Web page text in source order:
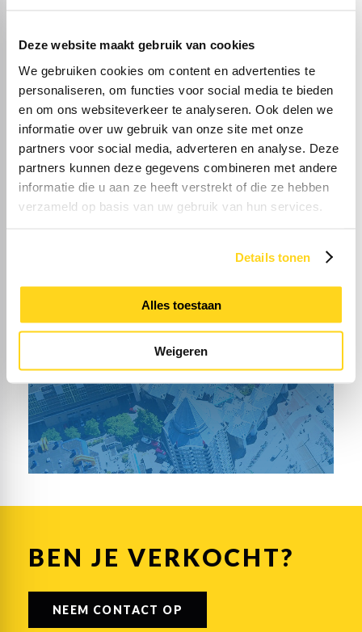
Deze website maakt gebruik van cookies
We gebruiken cookies om content en advertenties te
personaliseren, om functies voor social media te bieden
en om ons websiteverkeer te analyseren. Ook delen we
informatie over uw gebruik van onze site met onze
partners voor social media, adverteren en analyse. Deze
partners kunnen deze gegevens combineren met andere
informatie die u aan ze heeft verstrekt of die ze hebben
verzameld op basis van uw gebruik van hun services.
Details tonen
Alles toestaan
Weigeren
tweepersoonskamer, en om te splitsen om zo een
ligt, net als op de eerste verdieping, laminaat op de
vloer.
Exterieur:
Heb je binnen alles gezien? Dan is het tijd om naar
buiten te gaan! Dubbele deuren in de woonkamer
geven toegang tot de mooi aangelegde achtertuin
op het zuiden. Het terras is van groot formaat, er
liggen staptegels en het kunstgras zorgt ervoor dat
bestrating en staptegels van groot formaat.
– Buitenschilderwerk uitgevoerd in 2025;
– Pvc-vloer met vloerverwarming op de begane
– Parkeergelegenheid aan de voor- en achterzijde;
– Energielabel A.
BEN JE VERKOCHT?
NEEM CONTACT OP